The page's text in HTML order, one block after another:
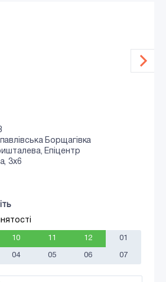
Борщагівка
Епіцентр
3x6
10 11 12 01
04 05 06 07